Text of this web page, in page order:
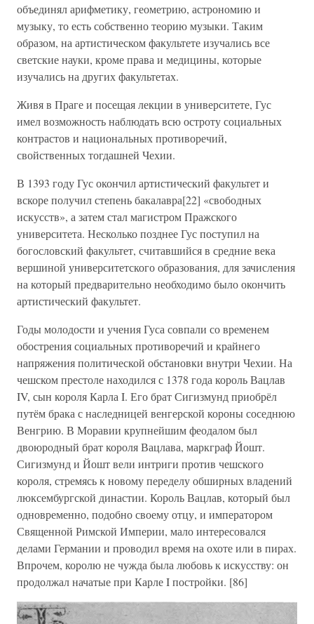
объединял арифметику, геометрию, астрономию и
музыку, то есть собственно теорию музыки. Таким
образом, на артистическом факультете изучались все
светские науки, кроме права и медицины, которые
изучались на других факультетах.
Живя в Праге и посещая лекции в университете, Гус
имел возможность наблюдать всю остроту социальных
контрастов и национальных противоречий,
свойственных тогдашней Чехии.
В 1393 году Гус окончил артистический факультет и
вскоре получил степень бакалавра[22] «свободных
искусств», а затем стал магистром Пражского
университета. Несколько позднее Гус поступил на
богословский факультет, считавшийся в средние века
вершиной университетского образования, для зачисления
на который предварительно необходимо было окончить
артистический факультет.
Годы молодости и учения Гуса совпали со временем
обострения социальных противоречий и крайнего
напряжения политической обстановки внутри Чехии. На
чешском престоле находился с 1378 года король Вацлав
IV, сын короля Карла I. Его брат Сигизмунд приобрёл
путём брака с наследницей венгерской короны соседнюю
Венгрию. В Моравии крупнейшим феодалом был
двоюродный брат короля Вацлава, маркграф Йошт.
Сигизмунд и Йошт вели интриги против чешского
короля, стремясь к новому переделу обширных владений
люксембургской династии. Король Вацлав, который был
одновременно, подобно своему отцу, и императором
Священной Римской Империи, мало интересовался
делами Германии и проводил время на охоте или в пирах.
Впрочем, королю не чужда была любовь к искусству: он
продолжал начатые при Карле I постройки. [86]